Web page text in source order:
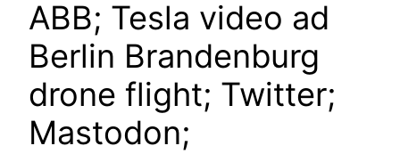
ABB; Tesla video ad
Berlin Brandenburg
drone flight; Twitter;
Mastodon;